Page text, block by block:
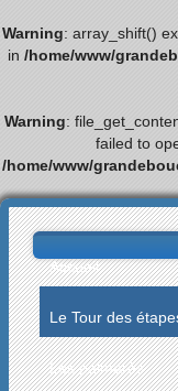
Warning: array_shift()
in /home/www/
Warning:
failed to
/home/www/
Accueil
Le Tour des
Les palmarès